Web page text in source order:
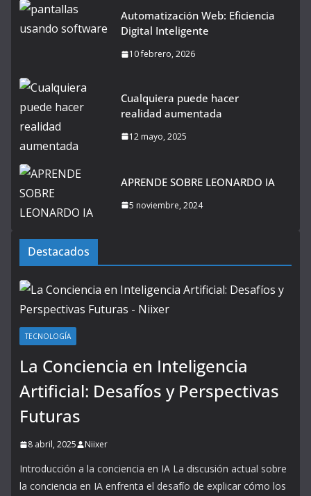
Automatización Web: Eficiencia
Digital Inteligente
10 febrero, 2026
Cualquiera puede hacer
realidad aumentada
12 mayo, 2025
APRENDE SOBRE LEONARDO IA
5 noviembre, 2024
Destacados
TECNOLOGÍA
La Conciencia en Inteligencia
Artificial: Desafíos y Perspectivas
Futuras
8 abril, 2025 Niixer
Introducción a la conciencia en IA La discusión actual sobre
la conciencia en IA enfrenta el desafío de explicar cómo los